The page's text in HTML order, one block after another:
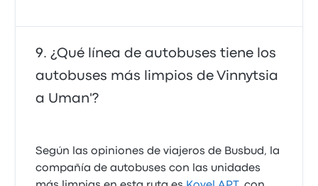
¿Qué línea de autobuses tiene los
autobuses más limpios de Vinnytsia
a Uman'?
Según las opiniones de viajeros de Busbud, la
compañía de autobuses con las unidades